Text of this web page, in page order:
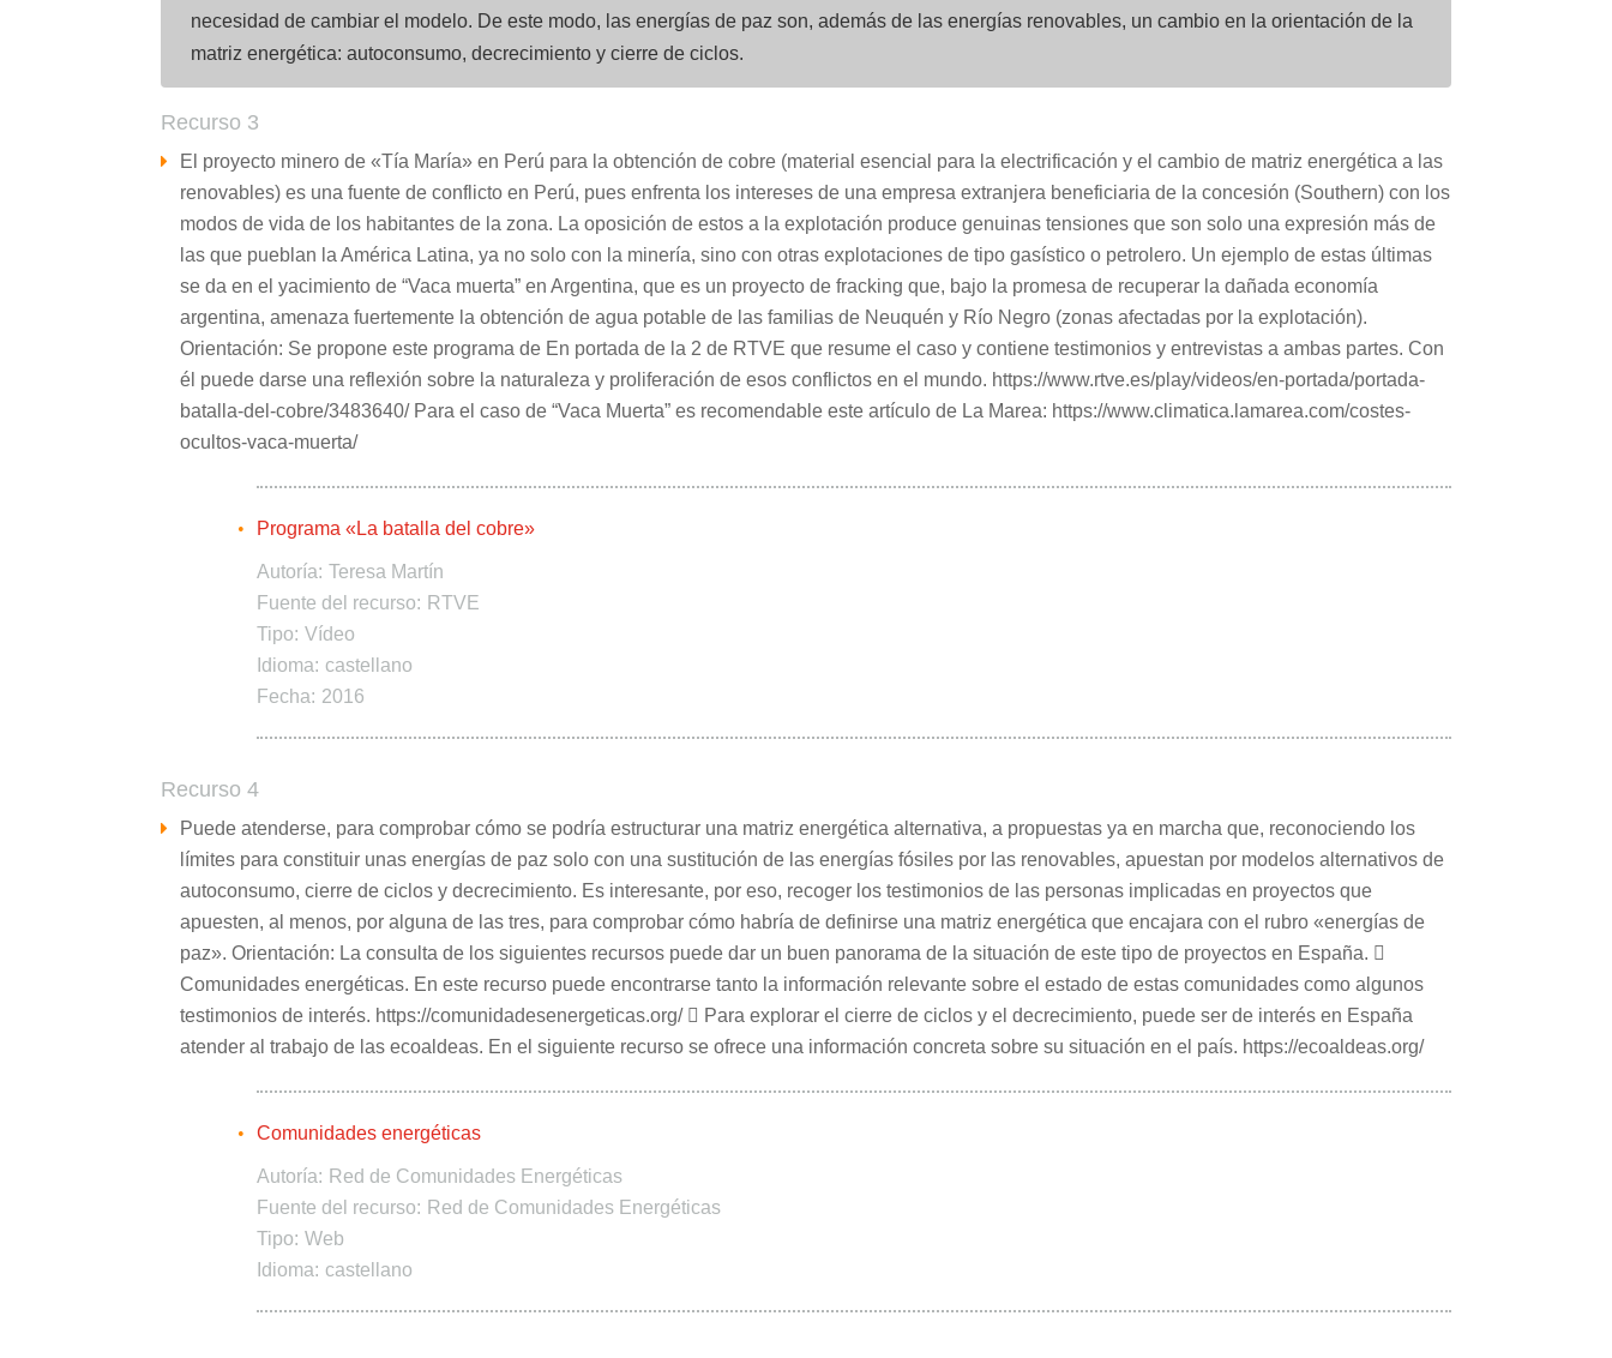
necesidad de cambiar el modelo. De este modo, las energías de paz son, además de las energías renovables, un cambio en la orientación de la
matriz energética: autoconsumo, decrecimiento y cierre de ciclos.
Recurso 3
El proyecto minero de «Tía María» en Perú para la obtención de cobre (material esencial para la electrificación y el cambio de matriz energética a las
renovables) es una fuente de conflicto en Perú, pues enfrenta los intereses de una empresa extranjera beneficiaria de la concesión (Southern) con los
modos de vida de los habitantes de la zona. La oposición de estos a la explotación produce genuinas tensiones que son solo una expresión más de
las que pueblan la América Latina, ya no solo con la minería, sino con otras explotaciones de tipo gasístico o petrolero. Un ejemplo de estas últimas
se da en el yacimiento de “Vaca muerta” en Argentina, que es un proyecto de fracking que, bajo la promesa de recuperar la dañada economía
argentina, amenaza fuertemente la obtención de agua potable de las familias de Neuquén y Río Negro (zonas afectadas por la explotación).
Orientación: Se propone este programa de En portada de la 2 de RTVE que resume el caso y contiene testimonios y entrevistas a ambas partes. Con
él puede darse una reflexión sobre la naturaleza y proliferación de esos conflictos en el mundo. https://www.rtve.es/play/videos/en-portada/portada-
batalla-del-cobre/3483640/ Para el caso de “Vaca Muerta” es recomendable este artículo de La Marea: https://www.climatica.lamarea.com/costes-
ocultos-vaca-muerta/
Programa «La batalla del cobre»
Autoría: Teresa Martín
Fuente del recurso: RTVE
Tipo: Vídeo
Idioma: castellano
Fecha: 2016
Recurso 4
Puede atenderse, para comprobar cómo se podría estructurar una matriz energética alternativa, a propuestas ya en marcha que, reconociendo los
límites para constituir unas energías de paz solo con una sustitución de las energías fósiles por las renovables, apuestan por modelos alternativos de
autoconsumo, cierre de ciclos y decrecimiento. Es interesante, por eso, recoger los testimonios de las personas implicadas en proyectos que
apuesten, al menos, por alguna de las tres, para comprobar cómo habría de definirse una matriz energética que encajara con el rubro «energías de
paz». Orientación: La consulta de los siguientes recursos puede dar un buen panorama de la situación de este tipo de proyectos en España. 
Comunidades energéticas. En este recurso puede encontrarse tanto la información relevante sobre el estado de estas comunidades como algunos
testimonios de interés. https://comunidadesenergeticas.org/  Para explorar el cierre de ciclos y el decrecimiento, puede ser de interés en España
atender al trabajo de las ecoaldeas. En el siguiente recurso se ofrece una información concreta sobre su situación en el país. https://ecoaldeas.org/
Comunidades energéticas
Autoría: Red de Comunidades Energéticas
Fuente del recurso: Red de Comunidades Energéticas
Tipo: Web
Idioma: castellano